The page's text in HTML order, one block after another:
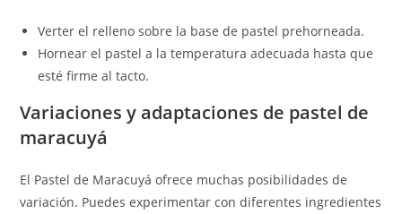
Verter el relleno sobre la base de pastel prehorneada.
Hornear el pastel a la temperatura adecuada hasta que
esté firme al tacto.
Variaciones y adaptaciones de pastel de
maracuyá
El Pastel de Maracuyá ofrece muchas posibilidades de
variación. Puedes experimentar con diferentes ingredientes